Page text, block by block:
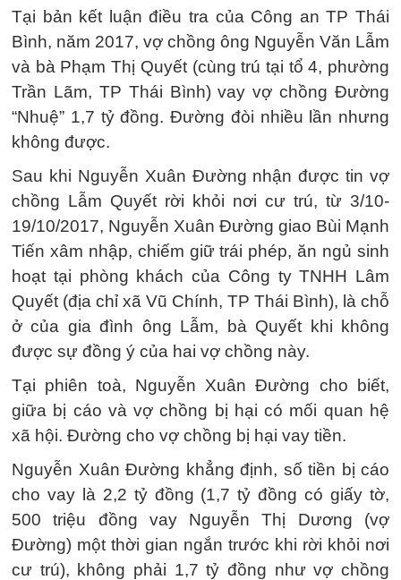
Tại bản kết luận điều tra của Công an TP Thái
Bình, năm 2017, vợ chồng ông Nguyễn Văn Lẫm
và bà Phạm Thị Quyết (cùng trú tại tổ 4, phường
Trần Lãm, TP Thái Bình) vay vợ chồng Đường
“Nhuệ” 1,7 tỷ đồng. Đường đòi nhiều lần nhưng
không được.
Sau khi Nguyễn Xuân Đường nhận được tin vợ
chồng Lẫm Quyết rời khỏi nơi cư trú, từ 3/10-
19/10/2017, Nguyễn Xuân Đường giao Bùi Mạnh
Tiến xâm nhập, chiếm giữ trái phép, ăn ngủ sinh
hoạt tại phòng khách của Công ty TNHH Lâm
Quyết (địa chỉ xã Vũ Chính, TP Thái Bình), là chỗ
ở của gia đình ông Lẫm, bà Quyết khi không
được sự đồng ý của hai vợ chồng này.
Tại phiên toà, Nguyễn Xuân Đường cho biết,
giữa bị cáo và vợ chồng bị hại có mối quan hệ
xã hội. Đường cho vợ chồng bị hại vay tiền.
Nguyễn Xuân Đường khẳng định, số tiền bị cáo
cho vay là 2,2 tỷ đồng (1,7 tỷ đồng có giấy tờ,
500 triệu đồng vay Nguyễn Thị Dương (vợ
Đường) một thời gian ngắn trước khi rời khỏi nơi
cư trú), không phải 1,7 tỷ đồng như vợ chồng